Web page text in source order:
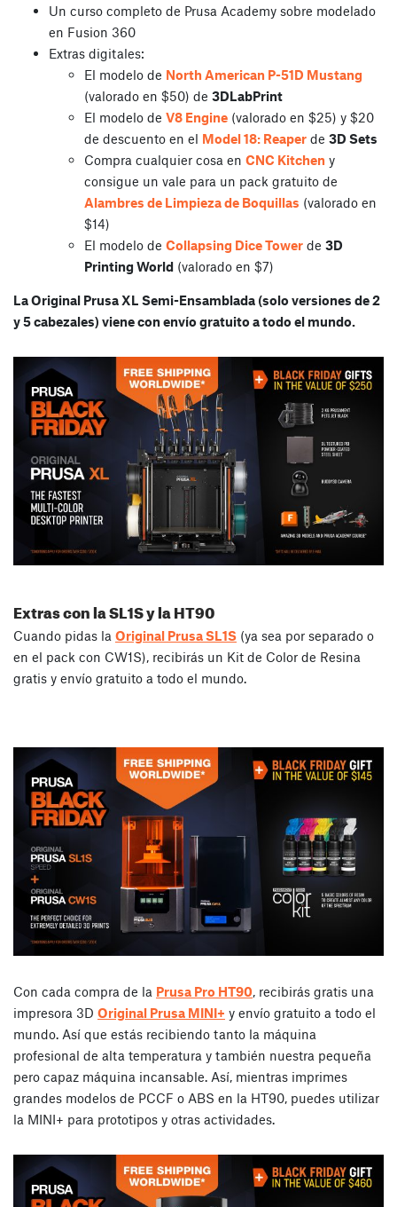
Un curso completo de Prusa Academy sobre modelado
en Fusion 360
Extras digitales:
El modelo de North American P-51D Mustang
(valorado en $50) de 3DLabPrint
El modelo de V8 Engine (valorado en $25) y $20
de descuento en el Model 18: Reaper de 3D Sets
Compra cualquier cosa en CNC Kitchen y
consigue un vale para un pack gratuito de
Alambres de Limpieza de Boquillas (valorado en
$14)
El modelo de Collapsing Dice Tower de 3D
Printing World (valorado en $7)
La Original Prusa XL Semi-Ensamblada (solo versiones de 2
y 5 cabezales) viene con envío gratuito a todo el mundo.
Extras con la SL1S y la HT90
Cuando pidas la Original Prusa SL1S (ya sea por separado o
en el pack con CW1S), recibirás un Kit de Color de Resina
gratis y envío gratuito a todo el mundo.
Con cada compra de la Prusa Pro HT90, recibirás gratis una
impresora 3D Original Prusa MINI+ y envío gratuito a todo el
mundo. Así que estás recibiendo tanto la máquina
profesional de alta temperatura y también nuestra pequeña
pero capaz máquina incansable. Así, mientras imprimes
grandes modelos de PCCF o ABS en la HT90, puedes utilizar
la MINI+ para prototipos y otras actividades.